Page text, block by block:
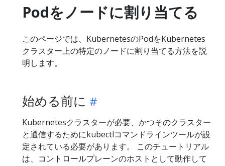
Podをノードに割り当てる
このページでは、KubernetesのPodをKubernetes
クラスター上の特定のノードに割り当てる方法を説
明します。
始める前に
Kubernetesクラスターが必要、かつそのクラスター
と通信するためにkubectlコマンドラインツールが設
定されている必要があります。 このチュートリアル
は、コントロールプレーンのホストとして動作して